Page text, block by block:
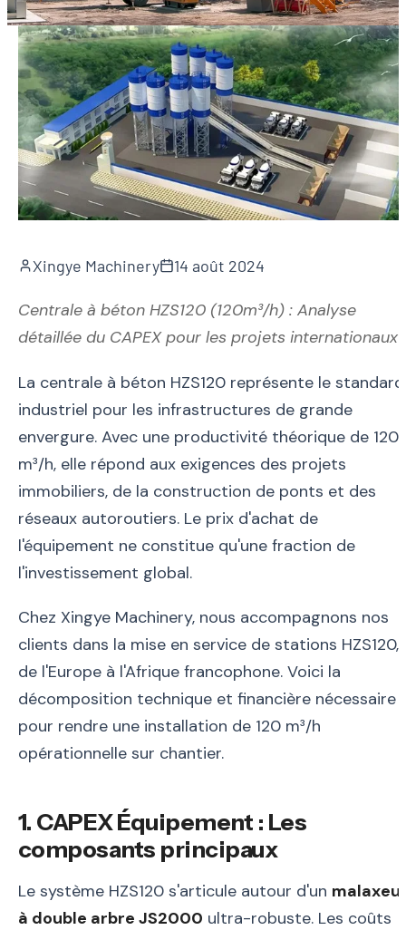
Xingye Machinery 14 août 2024
Centrale à béton HZS120 (120m³/h) : Analyse
détaillée du CAPEX pour les projets internationaux
La centrale à béton HZS120 représente le standard
industriel pour les infrastructures de grande
envergure. Avec une productivité théorique de 120
m³/h, elle répond aux exigences des projets
immobiliers, de la construction de ponts et des
réseaux autoroutiers. Le prix d'achat de
l'équipement ne constitue qu'une fraction de
l'investissement global.
Chez Xingye Machinery, nous accompagnons nos
clients dans la mise en service de stations HZS120,
de l'Europe à l'Afrique francophone. Voici la
décomposition technique et financière nécessaire
pour rendre une installation de 120 m³/h
opérationnelle sur chantier.
1. CAPEX Équipement : Les
composants principaux
Le système HZS120 s'articule autour d'un
à double arbre JS2000 ultra-robuste. Les coûts